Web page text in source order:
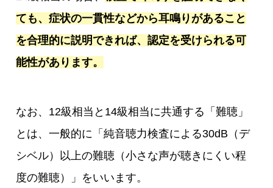
ても、症状の一貫性などから耳鳴りがあること
を合理的に説明できれば、認定を受けられる可
能性があります。
なお、12級相当と14級相当に共通する「難聴」
とは、一般的に「純音聴力検査による30dB（デ
シベル）以上の難聴（小さな声が聴きにくい程
度の難聴）」をいいます。